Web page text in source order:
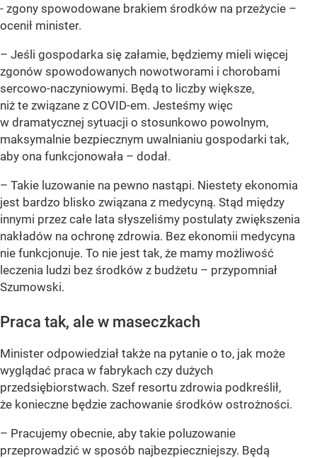
- zgony spowodowane brakiem środków na przeżycie –
ocenił minister.
– Jeśli gospodarka się załamie, będziemy mieli więcej
zgonów spowodowanych nowotworami i chorobami
sercowo-naczyniowymi. Będą to liczby większe,
niż te związane z COVID-em. Jesteśmy więc
w dramatycznej sytuacji o stosunkowo powolnym,
maksymalnie bezpiecznym uwalnianiu gospodarki tak,
aby ona funkcjonowała – dodał.
– Takie luzowanie na pewno nastąpi. Niestety ekonomia
jest bardzo blisko związana z medycyną. Stąd między
innymi przez całe lata słyszeliśmy postulaty zwiększenia
nakładów na ochronę zdrowia. Bez ekonomii medycyna
nie funkcjonuje. To nie jest tak, że mamy możliwość
leczenia ludzi bez środków z budżetu – przypomniał
Szumowski.
Praca tak, ale w maseczkach
Minister odpowiedział także na pytanie o to, jak może
wyglądać praca w fabrykach czy dużych
przedsiębiorstwach. Szef resortu zdrowia podkreślił,
że konieczne będzie zachowanie środków ostrożności.
– Pracujemy obecnie, aby takie poluzowanie
przeprowadzić w sposób najbezpieczniejszy. Będą